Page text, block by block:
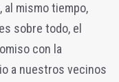
al mismo tiempo,
sobre todo, el
con la
a nuestros vecinos